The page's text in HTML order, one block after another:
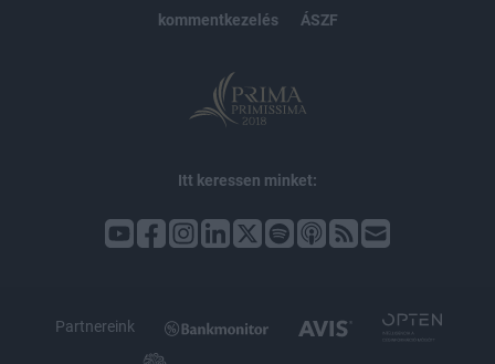
kommentkezelés
ÁSZF
Itt keressen minket:
Partnereink